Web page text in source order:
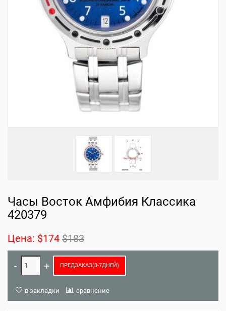
Часы Восток Амфибия Классика
420379
Цена: $174 $183
ПРЕДЗАКАЗ(3-7ДНЕЙ)
в закладки сравнение